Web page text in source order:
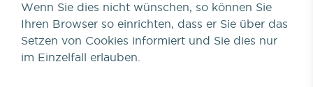
Wenn Sie dies nicht wünschen, so können Sie
Ihren Browser so einrichten, dass er Sie über das
Setzen von Cookies informiert und Sie dies nur
im Einzelfall erlauben.